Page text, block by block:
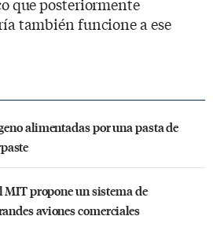
también funcione a ese
alimentadas por una pasta de
propone un sistema de
aviones comerciales